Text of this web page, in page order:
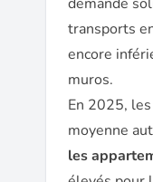
transports
encore
muros.
En 2025,
moyenne
les